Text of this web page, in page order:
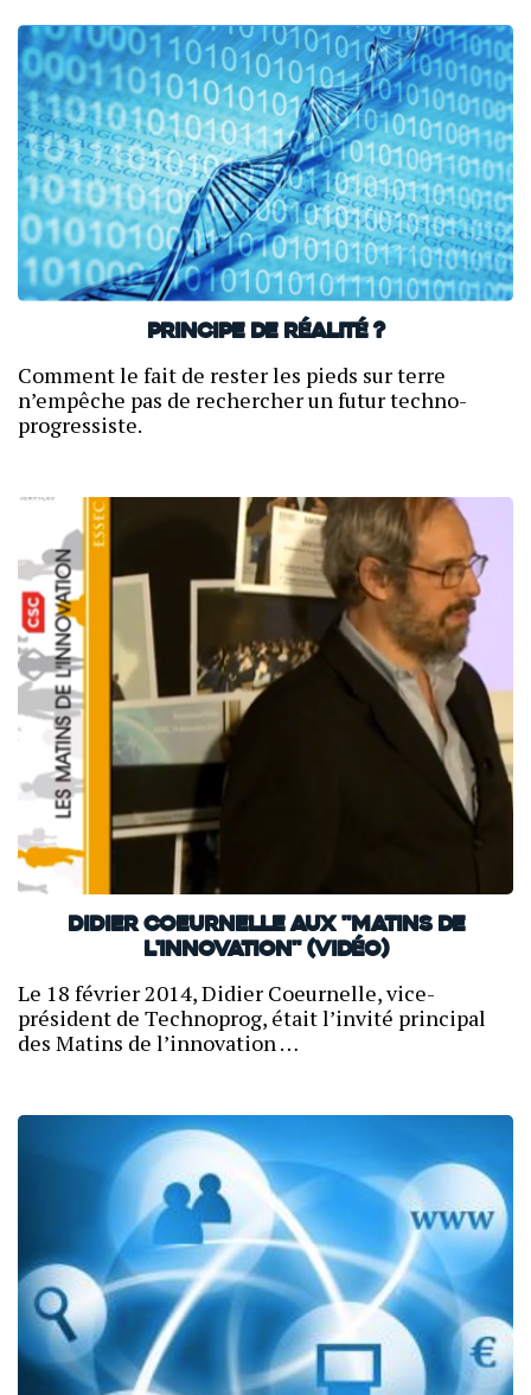
Principe de réalité ?
Comment le fait de rester les pieds sur terre
n’empêche pas de rechercher un futur techno-
progressiste.
Didier Coeurnelle aux "Matins de
l'innovation" (Vidéo)
Le 18 février 2014, Didier Coeurnelle, vice-
président de Technoprog, était l’invité principal
des Matins de l’innovation …